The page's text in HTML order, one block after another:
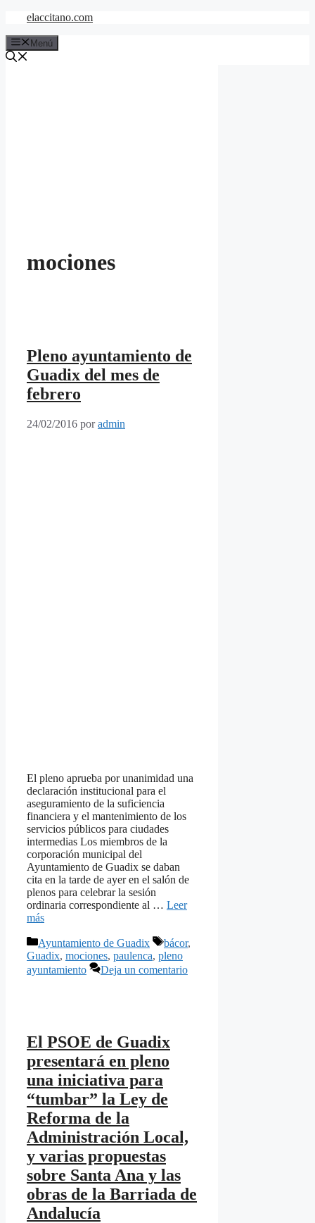
Saltar
contenido
elaccitano.com
Menú
mociones
Pleno ayuntamiento de
Guadix del mes de
febrero
24/02/2016 poradmin
El pleno aprueba por unanimidad una
declaración institucional para el
aseguramiento de la suficiencia
financiera y el mantenimiento de los
servicios públicos para ciudades
intermedias Los miembros de la
corporación municipal del
Ayuntamiento de Guadix se daban
cita en la tarde de ayer en el salón de
plenos para celebrar la sesión
ordinaria correspondiente al … Leer
más
Categorías
Ayuntamiento de Guadix Etiquetas
bácor,
Guadix, mociones, paulenca, pleno
ayuntamiento
Deja un comentario
El PSOE de Guadix
presentará en pleno
una iniciativa para
“tumbar” la Ley de
Reforma de la
Administración Local,
y varias propuestas
sobre Santa Ana y las
obras de la Barriada de
Andalucía